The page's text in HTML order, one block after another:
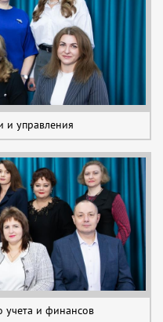
и управления
учета и финансов